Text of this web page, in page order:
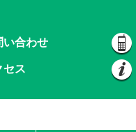
い合わせ
セス